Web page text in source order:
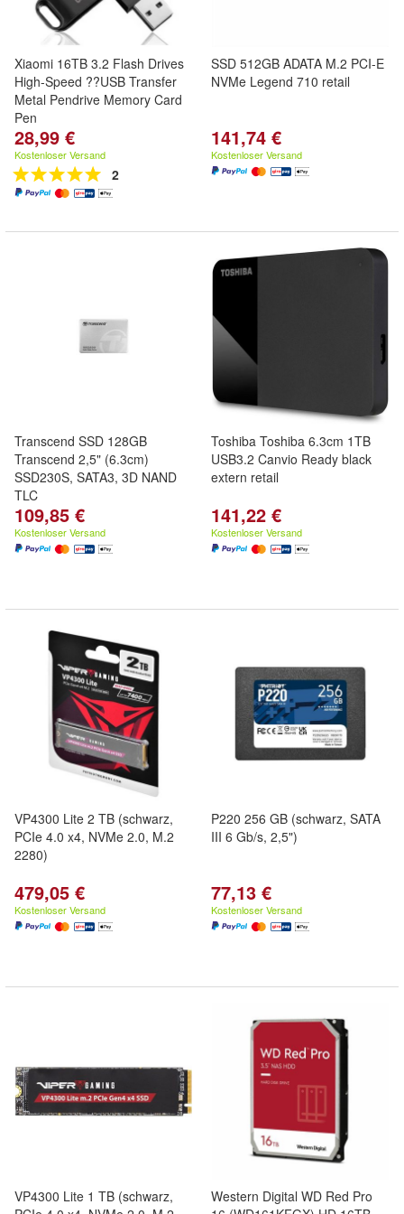
Xiaomi 16TB 3.2 Flash Drives
High-Speed ??USB Transfer
Metal Pendrive Memory Card
Pen
28,99 €
Kostenloser Versand
2
SSD 512GB ADATA M.2 PCI-E
NVMe Legend 710 retail
141,74 €
Kostenloser Versand
Transcend SSD 128GB
Transcend 2,5" (6.3cm)
SSD230S, SATA3, 3D NAND
TLC
109,85 €
Kostenloser Versand
Toshiba Toshiba 6.3cm 1TB
USB3.2 Canvio Ready black
extern retail
141,22 €
Kostenloser Versand
VP4300 Lite 2 TB (schwarz,
PCIe 4.0 x4, NVMe 2.0, M.2
2280)
479,05 €
Kostenloser Versand
P220 256 GB (schwarz, SATA
III 6 Gb/s, 2,5")
77,13 €
Kostenloser Versand
VP4300 Lite 1 TB (schwarz,
Western Digital WD Red Pro